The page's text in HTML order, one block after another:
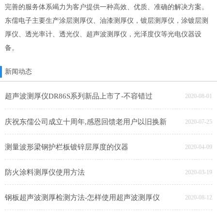
完善的服务体系竭力为客户提供一种高效、优质、准确的解决方案。
东儒电子主要生产涂层测厚仪、油漆测厚仪，镀层测厚仪，涂镀层测
厚仪、透光率计、透光仪、超声波测厚仪，光泽度仪等光电仪器设
备。
新闻动态
超声波测厚仪DR86S系列新品上市了-不容错过 2020-08-01
庆祝东儒公司成立十周年,感恩回馈老用户以旧换新 2020-07-25
测量波形梁钢护栏板镀锌层厚度的仪器 2020-04-09
防火涂料测厚仪使用方法 2020-03-19
钢板超声波测厚检测方法-怎样使用超声波测厚仪 2020-08-12